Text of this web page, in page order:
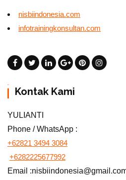
nisbiindonesia.com
infotrainingkonsultan.com
Kontak Kami
YULIANTI
Phone / WhatsApp :
+62821 3494 3084
+6282225677992
Email